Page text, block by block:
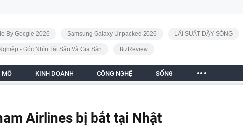
By Google 2026 Samsung Galaxy Unpacked 2026 LÃI SUẤT DẬY SÓNG
- Góc Nhìn Tài Sản Và Gia Sản BizReview
MÔ KINH DOANH CÔNG NGHỆ SỐNG
Airlines bị bắt tại Nhật